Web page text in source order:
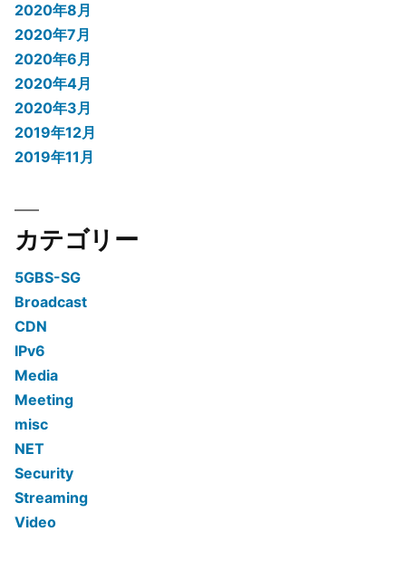
2020年8月
2020年7月
2020年6月
2020年4月
2020年3月
2019年12月
2019年11月
カテゴリー
5GBS-SG
Broadcast
CDN
IPv6
Media
Meeting
misc
NET
Security
Streaming
Video